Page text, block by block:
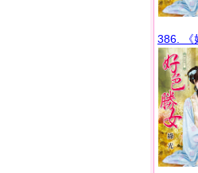
386. 《